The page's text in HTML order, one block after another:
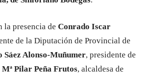
la presencia de Conrado Iscar
de la Diputación de Provincial de
Sáez Alonso-Muñumer, presidente de
Mª Pilar Peña Frutos, alcaldesa de